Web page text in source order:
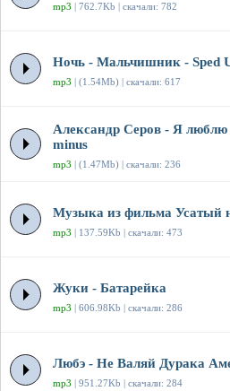
mp3 | 762.7Kb | скачали: 782
Ночь - Мальчишник - Sped
mp3 | (1.54Mb) | скачали: 617
Александр Серов - Я люблю
minus
mp3 | (1.47Mb) | скачали: 236
Музыка из фильма Усатый
mp3 | 137.59Kb | скачали: 473
Жуки - Батарейка
mp3 | 606.98Kb | скачали: 286
Любэ - Не Валяй Дурака
mp3 | 951.27Kb | скачали: 284